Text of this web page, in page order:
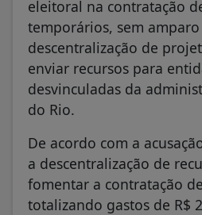
eleitoral na contratação
temporários, sem
descentralização de
enviar recursos para
desvinculadas da
do Rio.
De acordo com a
a descentralização de
fomentar a contratação
totalizando gastos de R$